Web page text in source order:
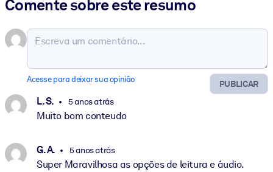
Comente sobre este resumo
PUBLICAR
Acesse para deixar sua opinião
L. S. 5 anos atrás
Muito bom conteudo
G. A. 5 anos atrás
Super Maravilhosa as opções de leitura e áudio.